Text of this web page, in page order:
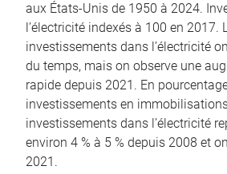
aux États-Unis de 1950 à 2024.
l’électricité indexés à 100 en 2017.
investissements dans l’électricité
du temps, mais on observe une
rapide depuis 2021. En
investissements en
investissements dans l’électricité
environ 4 % à 5 % depuis 2008 et
2021.